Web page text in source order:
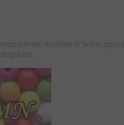
marime 4*5mm, gaura